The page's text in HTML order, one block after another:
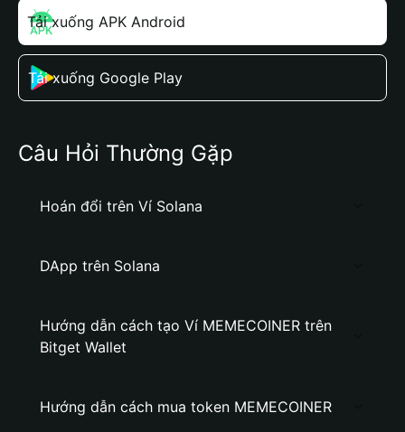
Tải xuống APK Android
Tải xuống Google Play
Câu Hỏi Thường Gặp
Hoán đổi trên Ví Solana
DApp trên Solana
Hướng dẫn cách tạo Ví MEMECOINER trên
Bitget Wallet
Hướng dẫn cách mua token MEMECOINER